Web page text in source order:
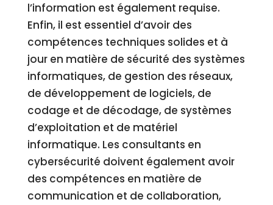
l’information est également requise.
Enfin, il est essentiel d’avoir des
compétences techniques solides et à
jour en matière de sécurité des systèmes
informatiques, de gestion des réseaux,
de développement de logiciels, de
codage et de décodage, de systèmes
d’exploitation et de matériel
informatique. Les consultants en
cybersécurité doivent également avoir
des compétences en matière de
communication et de collaboration,